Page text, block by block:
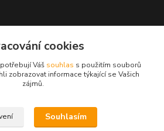
823 376cookies
Váš souhlas s použitím souborů
zobrazovat informace týkající se Vašich
zájmů.
Souhlasím